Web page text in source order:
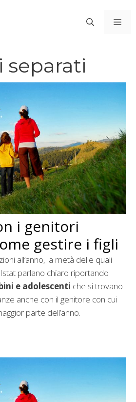
separati
i genitori
gestire i figli
all’anno, la metà delle quali
parlano chiaro riportando
e adolescenti che si trovano
anche con il genitore con cui
parte dell’anno.